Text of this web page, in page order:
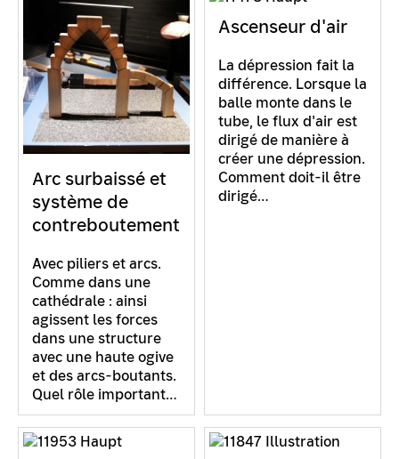
Arc surbaissé et
système de
contreboutement
Avec piliers et arcs.
Comme dans une
cathédrale : ainsi
agissent les forces
dans une structure
avec une haute ogive
et des arcs-boutants.
Quel rôle important…
Ascenseur d'air
La dépression fait la
différence. Lorsque la
balle monte dans le
tube, le flux d'air est
dirigé de manière à
créer une dépression.
Comment doit-il être
dirigé…